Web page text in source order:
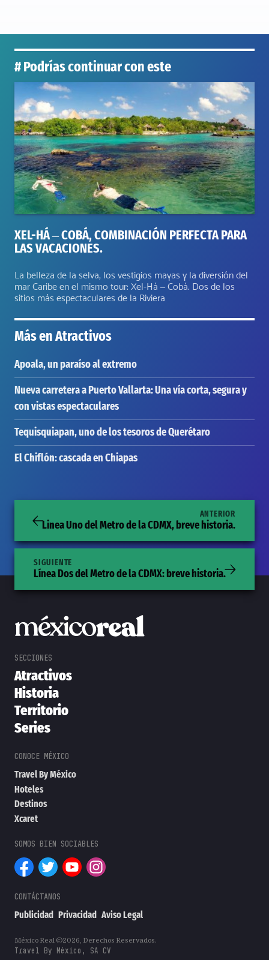
# Podrías continuar con este
XEL-HÁ – COBÁ, COMBINACIÓN PERFECTA PARA
LAS VACACIONES.
La belleza de la selva, los vestigios mayas y la diversión del
mar Caribe en el mismo tour: Xel-Há – Cobá. Dos de los
sitios más espectaculares de la Riviera
Más enAtractivos
Apoala, un paraíso al extremo
Nueva carretera a Puerto Vallarta: Una vía corta, segura y
con vistas espectaculares
Tequisquiapan, uno de los tesoros de Querétaro
El Chiflón: cascada en Chiapas
ANTERIOR
Linea Uno del Metro de la CDMX, breve historia.
SIGUIENTE
Línea Dos del Metro de la CDMX: breve historia.
Atractivos
Historia
Territorio
Series
Travel By México
Hoteles
Destinos
Xcaret
Publicidad Privacidad Aviso Legal
México Real ©2026, Derechos Reservados.
Travel By México, SA CV